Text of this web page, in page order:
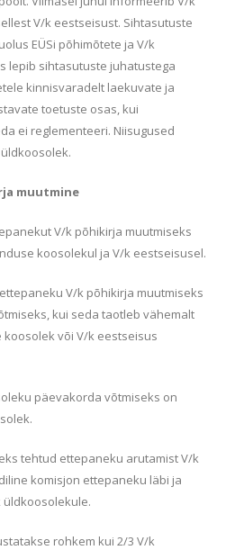
V/k eestseisust. Sihtasutuste
EÜSi põhimõtete ja V/k
lepib sihtasutuste juhatustega
kinnisvaradelt laekuvate ja
toetuste osas, kui
ei reglementeeri. Niisugused
muutmine
V/k põhikirja muutmiseks
koosolekul ja V/k eestseisusel.
V/k põhikirja muutmiseks
kui seda taotleb vähemalt
koosolek või V/k eestseisus
päevakorda võtmiseks on
tehtud ettepaneku arutamist V/k
komisjon ettepaneku läbi ja
rohkem kui 2/3 V/k